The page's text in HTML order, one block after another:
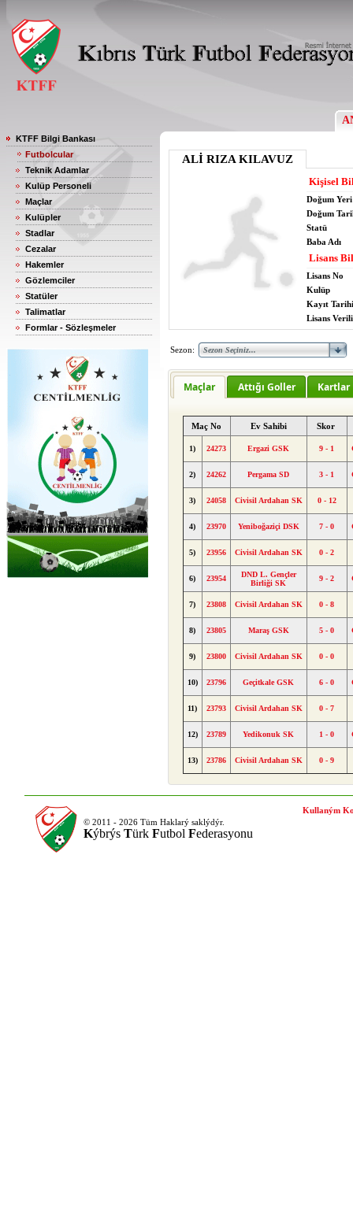
KTFF Bilgi Bankası
Futbolcular
Teknik Adamlar
Kulüp Personeli
Maçlar
Kulüpler
Stadlar
Cezalar
Hakemler
Gözlemciler
Statüler
Talimatlar
Formlar - Sözleşmeler
ALİ RIZA KILAVUZ
Kişisel
Doğum Yeri
Doğum
Statü
Baba Adı
Lisans
Lisans No
Kulüp
Kayıt Tarihi
Lisans
Sezon:
Maçlar Attığı Goller Kartlar
Maç No Ev Sahibi Skor
1) 24273 Ergazi GSK 9 - 1
2) 24262 Pergama SD 3 - 1
3) 24058 Civisil Ardahan SK 0 - 12
4) 23970 Yeniboğaziçi DSK 7 - 0
5) 23956 Civisil Ardahan SK 0 - 2
6) 23954
DND L. Gençler
Birliği SK
9 - 2
7) 23808 Civisil Ardahan SK 0 - 8
8) 23805 Maraş GSK 5 - 0
9) 23800 Civisil Ardahan SK 0 - 0
10) 23796 Geçitkale GSK 6 - 0
11) 23793 Civisil Ardahan SK 0 - 7
12) 23789 Yedikonuk SK 1 - 0
13) 23786 Civisil Ardahan SK 0 - 9
© 2011 - 2026 Tüm Haklarý saklýdýr.
Kýbrýs Türk Futbol Federasyonu
Kullaným